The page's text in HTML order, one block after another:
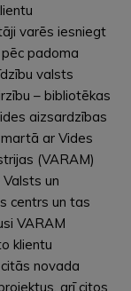
varēs iesniegt
padoma
valsts
– bibliotēkas
aizsardzības
ar Vides
(VARAM)
un
centrs un tas
VARAM
klientu
novada
arī citos